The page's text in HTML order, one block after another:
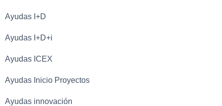
Ayudas I+D
Ayudas I+D+i
Ayudas ICEX
Ayudas Inicio Proyectos
Ayudas innovación